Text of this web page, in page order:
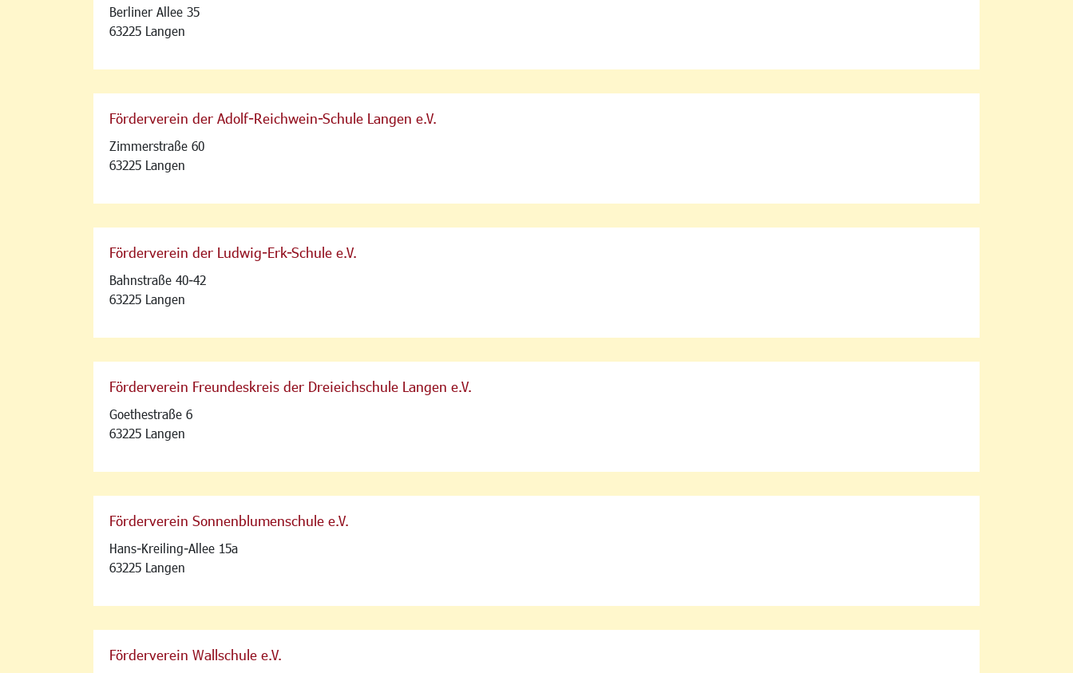
Berliner Allee 35
63225 Langen
Förderverein der Adolf-Reichwein-Schule Langen e.V.
Zimmerstraße 60
63225 Langen
Förderverein der Ludwig-Erk-Schule e.V.
Bahnstraße 40-42
63225 Langen
Förderverein Freundeskreis der Dreieichschule Langen e.V.
Goethestraße 6
63225 Langen
Förderverein Sonnenblumenschule e.V.
Hans-Kreiling-Allee 15a
63225 Langen
Förderverein Wallschule e.V.